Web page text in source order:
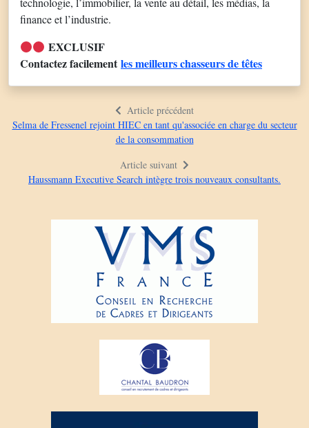
finance et l’industrie.
EXCLUSIF
Contactez facilementles meilleurs chasseurs de têtes
Article précédent
Selma de Fressenel rejoint HIEC en tant qu'associée en charge du secteur
de la consommation
Article suivant
Haussmann Executive Search intègre trois nouveaux consultants.